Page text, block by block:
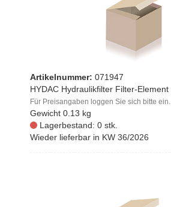
Artikelnummer: 071947
HYDAC Hydraulikfilter Filter-Element
Für Preisangaben loggen Sie sich bitte ein.
Gewicht 0.13 kg
Lagerbestand: 0 stk.
Wieder lieferbar in KW 36/2026